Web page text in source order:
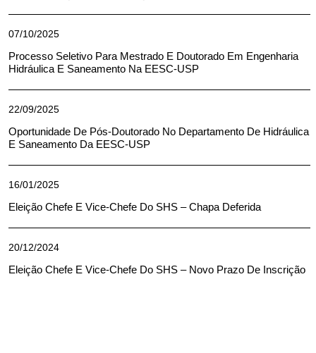
Processo Seletivo Para Mestrado E Doutorado Em Engenharia
Hidráulica E Saneamento Na EESC-USP
07/10/2025
Oportunidade De Pós-Doutorado No Departamento De Hidráulica
E Saneamento Da EESC-USP
22/09/2025
Eleição Chefe E Vice-Chefe Do SHS – Chapa Deferida
16/01/2025
Eleição Chefe E Vice-Chefe Do SHS – Novo Prazo De Inscrição
20/12/2024